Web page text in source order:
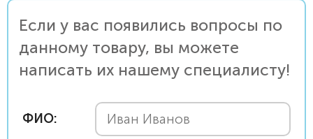
Если у вас появились вопросы по
данному товару, вы можете
написать их нашему специалисту!
ФИО: